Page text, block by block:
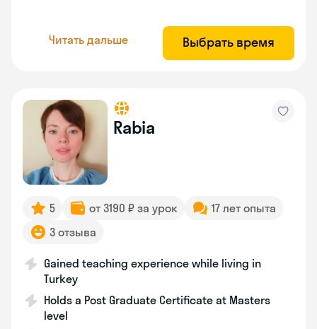
Читать дальше Выбрать время
Rabia
5 от 3190 ₽ за урок
17 лет опыта
3 отзыва
Gained teaching experience while living in
Turkey
Holds a Post Graduate Certificate at Masters
level